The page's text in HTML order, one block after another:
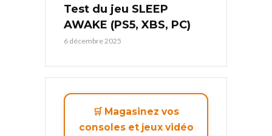
Test du jeu SLEEP
AWAKE (PS5, XBS, PC)
6 décembre 2025
🛒 Magasinez vos
consoles et jeux vidéo